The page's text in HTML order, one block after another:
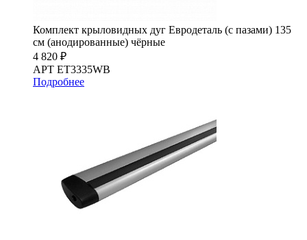
Комплект крыловидных дуг Евродеталь (с пазами) 135
см (анодированные) чёрные
4 820 ₽
АРТ ET3335WB
Подробнее